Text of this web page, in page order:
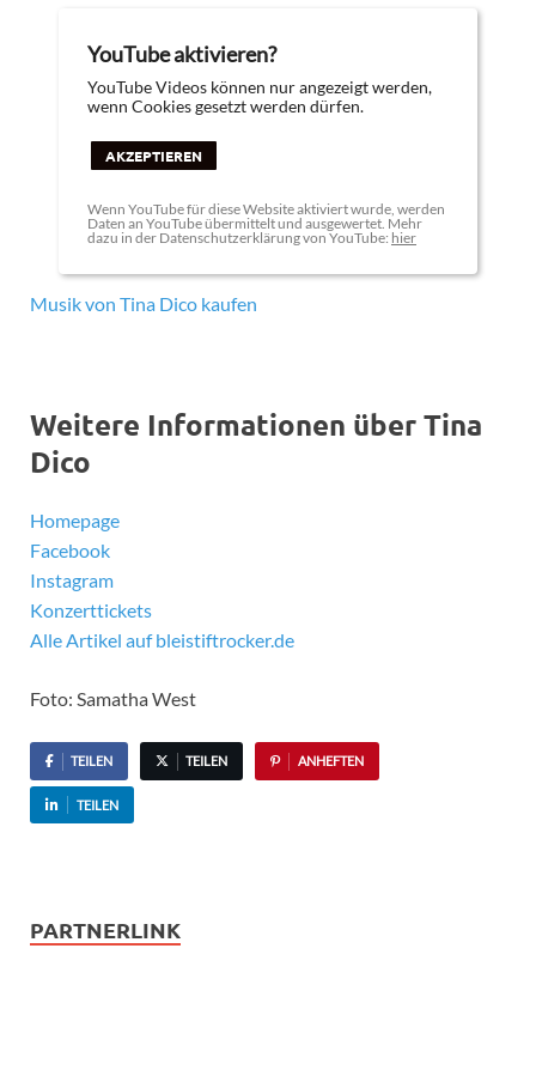
YouTube aktivieren?
YouTube Videos können nur angezeigt werden,
wenn Cookies gesetzt werden dürfen.
AKZEPTIEREN
Wenn YouTube für diese Website aktiviert wurde, werden
Daten an YouTube übermittelt und ausgewertet. Mehr
dazu in der Datenschutzerklärung von YouTube: hier
Musik von Tina Dico kaufen
Weitere Informationen über Tina
Dico
Homepage
Facebook
Instagram
Konzerttickets
Alle Artikel auf bleistiftrocker.de
Foto: Samatha West
TEILEN TEILEN ANHEFTEN
TEILEN
PARTNERLINK